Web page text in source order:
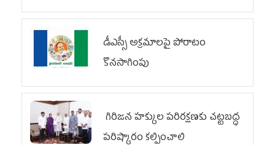
డీఎస్సీ అక్రమాలపై పోరాటం
కొనసాగింపు
గిరిజన హక్కుల పరిరక్షణకు చట్టబద్ధ
పరిష్కారం కల్పించాలి